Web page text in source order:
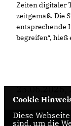
Zeiten digitaler
zeitgemäß. Die
entsprechende
begreifen“, hieß
25.06.2025,
Cookie
Diese
sind, um die